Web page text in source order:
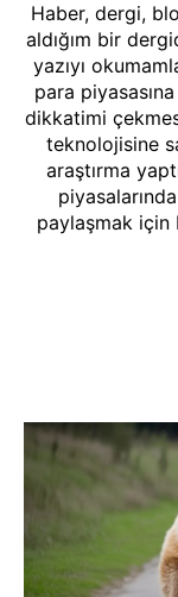
Haber, dergi,
aldığım bir
yazıyı
para
dikkatimi
teknolojisine
araştırma
paylaşmak için